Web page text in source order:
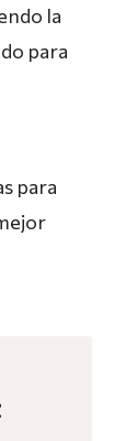
la
para
para